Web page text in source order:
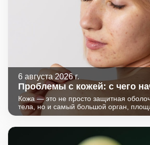
6 августа 2026 г.
Проблемы с кожей: с чего
диагностику
Кожа — это не просто защитная
тела, но и самый большой орган,
взрослого человека достигает 2 м2.
ней под действием солнца